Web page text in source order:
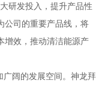
研发投入，提升产品性
公司的重要产品线，将
增效，推动清洁能源产
广阔的发展空间。神龙拜